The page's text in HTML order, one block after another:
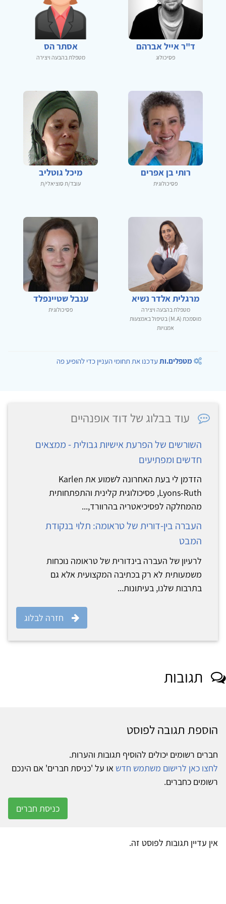
ד"ר אייל אברהם
פסיכולוג
אסתר הס
מטפלת בהבעה ויצירה
רותי בן אפרים
פסיכולוגית
מיכל גוטליב
עובד/ת סוציאלי/ת
מרגלית אלדר נשיא
מטפלת בהבעה ויצירה
מוסמכת (M.A) בטיפול באמצעות
אמנויות
ענבל שטיינפלד
פסיכולוגית
מטפלים.ותעדכנו את תחומי העניין כדי להופיע פה
עוד בבלוג של דוד אופנהיים
השורשים של הפרעת אישיות גבולית - ממצאים
חדשים ומפתיעים
הזדמן לי בעת האחרונה לשמוע את Karlen
Lyons-Ruth, פסיכולוגית קלינית והתפתחותית
מהמחלקה לפסיכיאטריה בהרוורד,...
העברה בין-דורית של טראומה: תלוי בנקודת
המבט
לרעיון של העברה בינדורית של טראומה נוכחות
משמעותית לא רק בכתיבה המקצועית אלא גם
בתרבות שלנו, בעיתונות...
חזרה לבלוג
תגובות
הוספת תגובה לפוסט
חברים רשומים יכולים להוסיף תגובות והערות.
לחצו כאן לרישום משתמש חדש או על 'כניסת חברים' אם הינכם
רשומים כחברים.
כניסת חברים
אין עדיין תגובות לפוסט זה.